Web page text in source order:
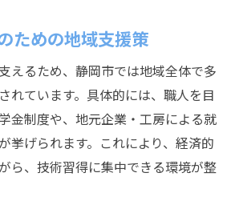
ための地域支援策
えるため、静岡市では地域全体で多
れています。具体的には、職人を目
金制度や、地元企業・工房による就
挙げられます。これにより、経済的
ら、技術習得に集中できる環境が整